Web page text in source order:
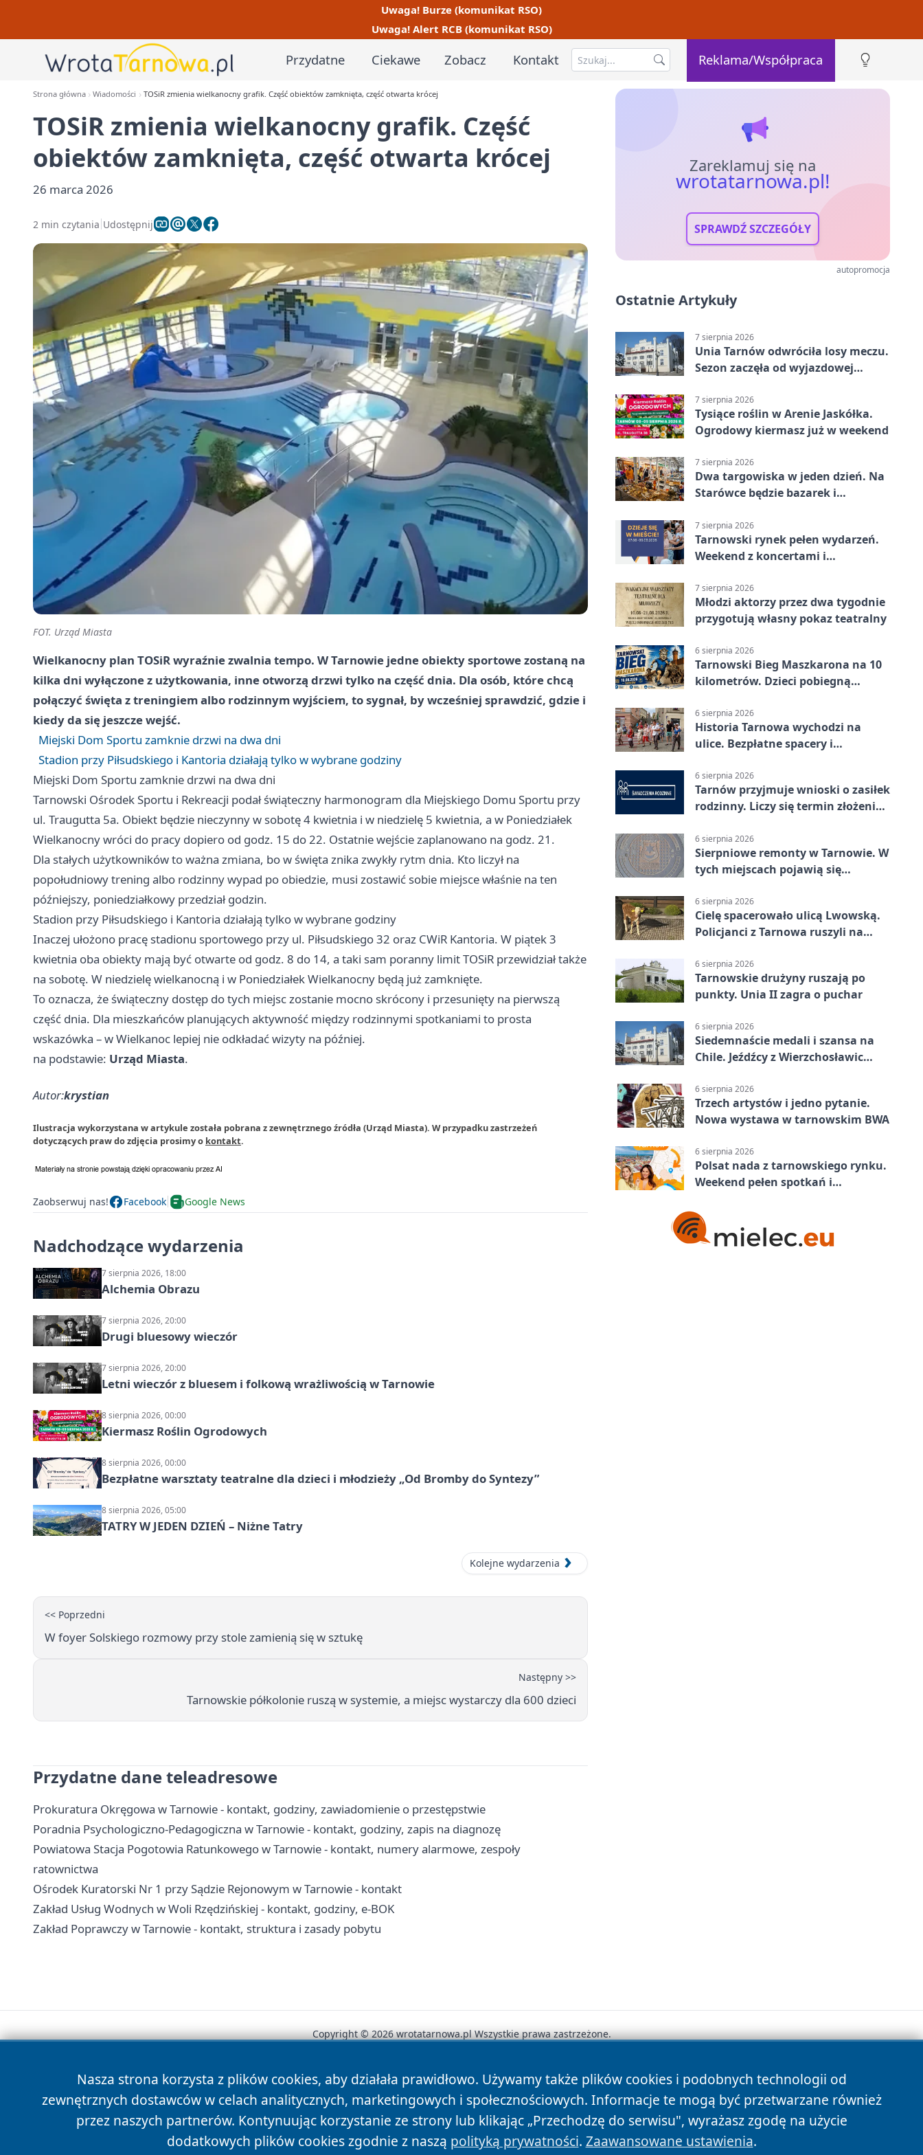
Uwaga! Burze (komunikat RSO)
Uwaga! Alert RCB (komunikat RSO)
Przydatne Ciekawe Zobacz Kontakt Reklama/Współpraca
Strona główna Wiadomości TOSiR zmienia wielkanocny grafik. Część obiektów zamknięta, część otwarta krócej
TOSiR zmienia wielkanocny grafik. Część
obiektów zamknięta, część otwarta krócej
26 marca 2026
2 min czytania Udostępnij
FOT. Urząd Miasta
Wielkanocny plan TOSiR wyraźnie zwalnia tempo. W Tarnowie jedne obiekty sportowe zostaną na
kilka dni wyłączone z użytkowania, inne otworzą drzwi tylko na część dnia. Dla osób, które chcą
połączyć święta z treningiem albo rodzinnym wyjściem, to sygnał, by wcześniej sprawdzić, gdzie i
kiedy da się jeszcze wejść.
Miejski Dom Sportu zamknie drzwi na dwa dni
Stadion przy Piłsudskiego i Kantoria działają tylko w wybrane godziny
Miejski Dom Sportu zamknie drzwi na dwa dni
Tarnowski Ośrodek Sportu i Rekreacji podał świąteczny harmonogram dla Miejskiego Domu Sportu przy
ul. Traugutta 5a. Obiekt będzie nieczynny w sobotę 4 kwietnia i w niedzielę 5 kwietnia, a w Poniedziałek
Wielkanocny wróci do pracy dopiero od godz. 15 do 22. Ostatnie wejście zaplanowano na godz. 21.
Dla stałych użytkowników to ważna zmiana, bo w święta znika zwykły rytm dnia. Kto liczył na
popołudniowy trening albo rodzinny wypad po obiedzie, musi zostawić sobie miejsce właśnie na ten
późniejszy, poniedziałkowy przedział godzin.
Stadion przy Piłsudskiego i Kantoria działają tylko w wybrane godziny
Inaczej ułożono pracę stadionu sportowego przy ul. Piłsudskiego 32 oraz CWiR Kantoria. W piątek 3
kwietnia oba obiekty mają być otwarte od godz. 8 do 14, a taki sam poranny limit TOSiR przewidział także
na sobotę. W niedzielę wielkanocną i w Poniedziałek Wielkanocny będą już zamknięte.
To oznacza, że świąteczny dostęp do tych miejsc zostanie mocno skrócony i przesunięty na pierwszą
część dnia. Dla mieszkańców planujących aktywność między rodzinnymi spotkaniami to prosta
wskazówka – w Wielkanoc lepiej nie odkładać wizyty na później.
na podstawie: Urząd Miasta.
Autor:krystian
Ilustracja wykorzystana w artykule została pobrana z zewnętrznego źródła (Urząd Miasta). W przypadku zastrzeżeń
dotyczących praw do zdjęcia prosimy o kontakt.
Zaobserwuj nas! Facebook Google News
Nadchodzące wydarzenia
7 sierpnia 2026, 18:00
Alchemia Obrazu
7 sierpnia 2026, 20:00
Drugi bluesowy wieczór
7 sierpnia 2026, 20:00
Letni wieczór z bluesem i folkową wrażliwością w Tarnowie
8 sierpnia 2026, 00:00
Kiermasz Roślin Ogrodowych
8 sierpnia 2026, 00:00
Bezpłatne warsztaty teatralne dla dzieci i młodzieży „Od Bromby do Syntezy”
8 sierpnia 2026, 05:00
TATRY W JEDEN DZIEŃ – Niżne Tatry
Kolejne wydarzenia
<< Poprzedni
W foyer Solskiego rozmowy przy stole zamienią się w sztukę
Następny >>
Tarnowskie półkolonie ruszą w systemie, a miejsc wystarczy dla 600 dzieci
Przydatne dane teleadresowe
Prokuratura Okręgowa w Tarnowie - kontakt, godziny, zawiadomienie o przestępstwie
Poradnia Psychologiczno-Pedagogiczna w Tarnowie - kontakt, godziny, zapis na diagnozę
Powiatowa Stacja Pogotowia Ratunkowego w Tarnowie - kontakt, numery alarmowe, zespoły
ratownictwa
Ośrodek Kuratorski Nr 1 przy Sądzie Rejonowym w Tarnowie - kontakt
Zakład Usług Wodnych w Woli Rzędzińskiej - kontakt, godziny, e-BOK
Zakład Poprawczy w Tarnowie - kontakt, struktura i zasady pobytu
Zareklamuj się na
wrotatarnowa.pl!
SPRAWDŹ SZCZEGÓŁY
autopromocja
Ostatnie Artykuły
7 sierpnia 2026
Unia Tarnów odwróciła losy meczu.
Sezon zaczęła od wyjazdowej
7 sierpnia 2026
Tysiące roślin w Arenie Jaskółka.
Ogrodowy kiermasz już w weekend
7 sierpnia 2026
Dwa targowiska w jeden dzień. Na
Starówce będzie bazarek i
7 sierpnia 2026
Tarnowski rynek pełen wydarzeń.
Weekend z koncertami i
7 sierpnia 2026
Młodzi aktorzy przez dwa tygodnie
przygotują własny pokaz teatralny
6 sierpnia 2026
Tarnowski Bieg Maszkarona na 10
kilometrów. Dzieci pobiegną
6 sierpnia 2026
Historia Tarnowa wychodzi na
ulice. Bezpłatne spacery i
6 sierpnia 2026
Tarnów przyjmuje wnioski o zasiłek
rodzinny. Liczy się termin złożenia
6 sierpnia 2026
Sierpniowe remonty w Tarnowie. W
tych miejscach pojawią się
6 sierpnia 2026
Cielę spacerowało ulicą Lwowską.
Policjanci z Tarnowa ruszyli na
6 sierpnia 2026
Tarnowskie drużyny ruszają po
punkty. Unia II zagra o puchar
6 sierpnia 2026
Siedemnaście medali i szansa na
Chile. Jeźdźcy z Wierzchosławic
6 sierpnia 2026
Trzech artystów i jedno pytanie.
Nowa wystawa w tarnowskim BWA
6 sierpnia 2026
Polsat nada z tarnowskiego rynku.
Weekend pełen spotkań i
Nasza strona korzysta z plików cookies, aby działała prawidłowo. Używamy także plików cookies i podobnych technologii od
zewnętrznych dostawców w celach analitycznych, marketingowych i społecznościowych. Informacje te mogą być przetwarzane również
przez naszych partnerów. Kontynuując korzystanie ze strony lub klikając „Przechodzę do serwisu", wyrażasz zgodę na użycie
dodatkowych plików cookies zgodnie z naszą polityką prywatności. Zaawansowane ustawienia.
Copyright © 2026 wrotatarnowa.pl Wszystkie prawa zastrzeżone.
News Autorzy Polityka Prywatności Polityka Cookies